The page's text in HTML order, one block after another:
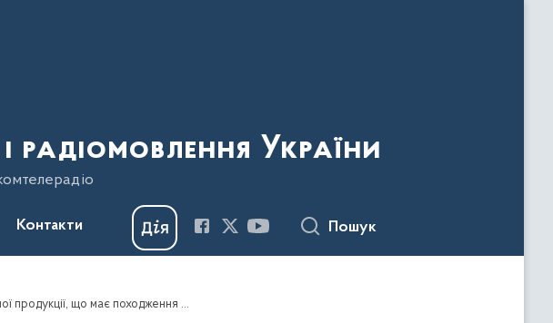
радіомовлення України
Контакти Пошук
Наказ Держкомтелерадіо від 19.06.2018 №380 "Про видачу дозволів на ввезення видавничої продукції, що має походження або виготовлена та/або ввозиться з території держави-агресора, тимчасово окупованої території України"